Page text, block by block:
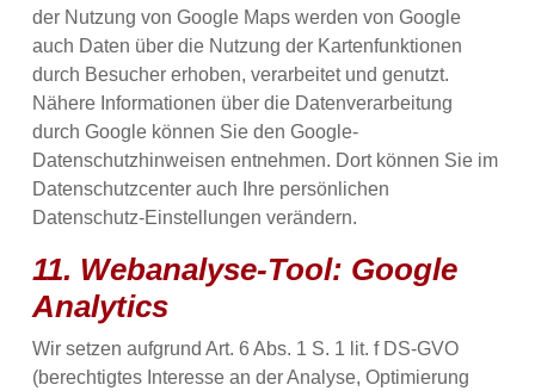
der Nutzung von Google Maps werden von Google
auch Daten über die Nutzung der Kartenfunktionen
durch Besucher erhoben, verarbeitet und genutzt.
Nähere Informationen über die Datenverarbeitung
durch Google können Sie den Google-
Datenschutzhinweisen entnehmen. Dort können Sie im
Datenschutzcenter auch Ihre persönlichen
Datenschutz-Einstellungen verändern.
11. Webanalyse-Tool: Google
Analytics
Wir setzen aufgrund Art. 6 Abs. 1 S. 1 lit. f DS-GVO
(berechtigtes Interesse an der Analyse, Optimierung